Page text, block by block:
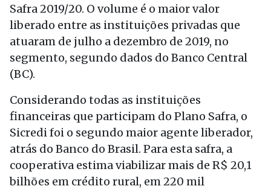
Safra 2019/20. O volume é o maior valor
liberado entre as instituições privadas que
atuaram de julho a dezembro de 2019, no
segmento, segundo dados do Banco Central
(BC).
Considerando todas as instituições
financeiras que participam do Plano Safra, o
Sicredi foi o segundo maior agente liberador,
atrás do Banco do Brasil. Para esta safra, a
cooperativa estima viabilizar mais de R$ 20,1
bilhões em crédito rural, em 220 mil